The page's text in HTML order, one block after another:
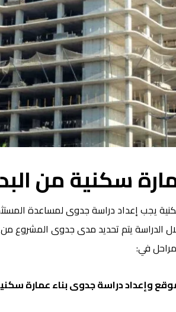
سكنية من
يجب إعداد دراسة جدوى لمساعدة
الدراسة يتم تحديد مدى جدوى المشروع من
في:
وإعداد دراسة جدوى بناء عمارة